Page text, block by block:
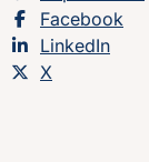
Dela sidan på
Facebook
Dela sidan på
LinkedIn
Dela sidan på
X